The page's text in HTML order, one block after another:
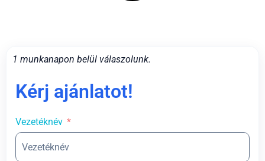
1 munkanapon belül válaszolunk.
Kérj ajánlatot!
Vezetéknév